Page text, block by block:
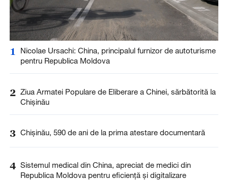
1
Nicolae Ursachi: China, principalul furnizor de autoturisme
pentru Republica Moldova
2 Ziua Armatei Populare de Eliberare a Chinei, sărbătorită la
Chișinău
3 Chișinău, 590 de ani de la prima atestare documentară
4 Sistemul medical din China, apreciat de medici din
Republica Moldova pentru eficiență și digitalizare